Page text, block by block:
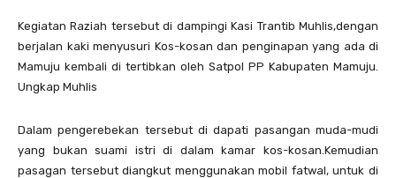
Kegiatan Raziah tersebut di dampingi Kasi Trantib Muhlis,dengan
berjalan kaki menyusuri Kos-kosan dan penginapan yang ada di
Mamuju kembali di tertibkan oleh Satpol PP Kabupaten Mamuju.
Ungkap Muhlis
Dalam pengerebekan tersebut di dapati pasangan muda-mudi
yang bukan suami istri di dalam kamar kos-kosan.Kemudian
pasagan tersebut diangkut menggunakan mobil fatwal, untuk di